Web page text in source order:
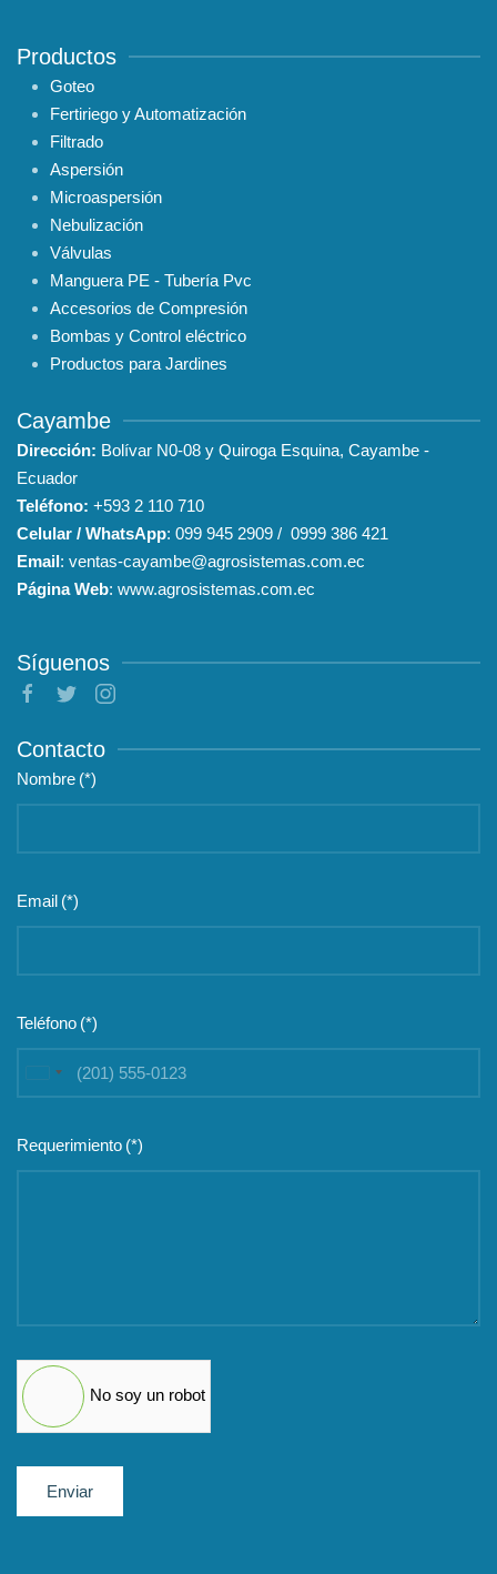
Productos
Goteo
Fertiriego y Automatización
Filtrado
Aspersión
Microaspersión
Nebulización
Válvulas
Manguera PE - Tubería Pvc
Accesorios de Compresión
Bombas y Control eléctrico
Productos para Jardines
Cayambe
Dirección: Bolívar N0-08 y Quiroga Esquina, Cayambe -
Ecuador
Teléfono: +593 2 110 710
Celular / WhatsApp: 099 945 2909 / 0999 386 421
Email: ventas-cayambe@agrosistemas.com.ec
Página Web: www.agrosistemas.com.ec
Síguenos
Contacto
Nombre (*)
Email (*)
Teléfono (*)
United
Requerimiento (*)
No soy un robot
Enviar